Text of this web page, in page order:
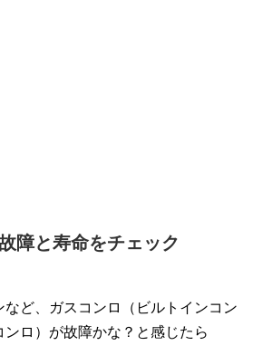
障と寿命をチェック
など、ガスコンロ（ビルトインコン
ンロ）が故障かな？と感じたら